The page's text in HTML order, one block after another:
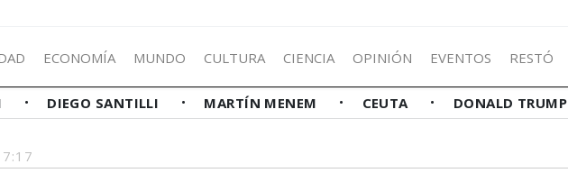
ECONOMÍA MUNDO CULTURA CIENCIA OPINIÓN EVENTOS RESTÓ
DIEGO SANTILLI MARTÍN MENEM CEUTA DONALD TRUMP